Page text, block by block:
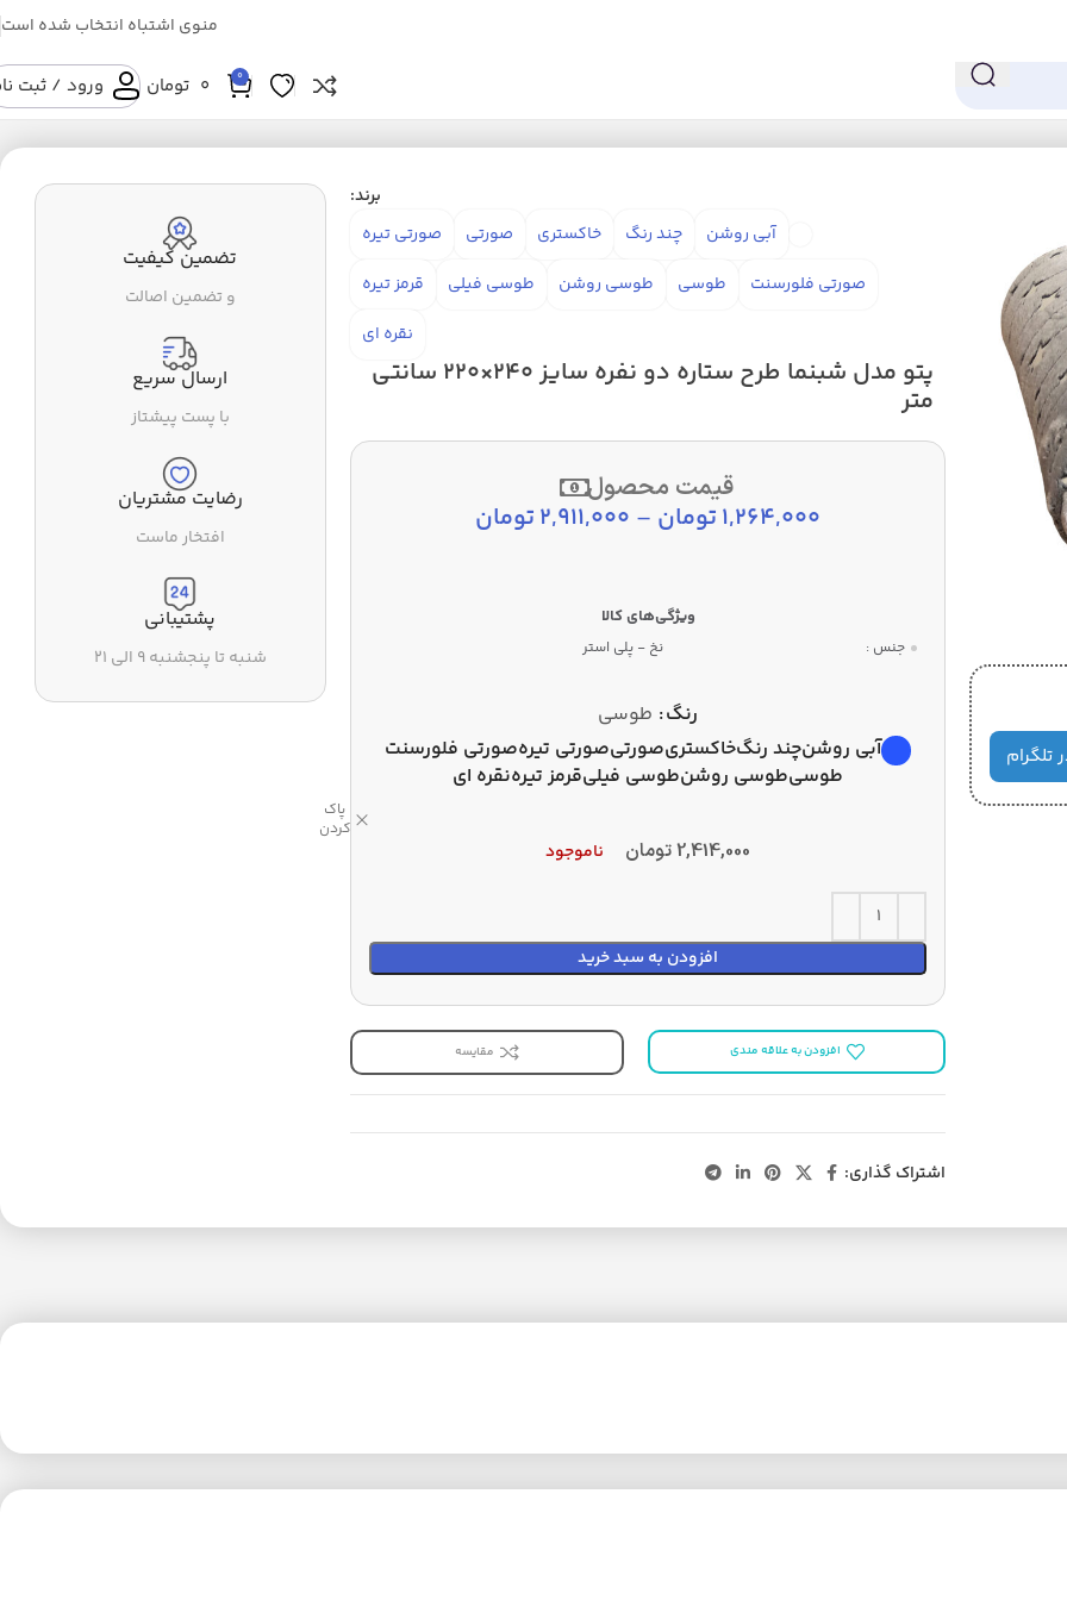
منوی اشتباه انتخاب شده است
0
0 تومان ورود / ثبت
تلگرام
برند:
آبی روشن
چند رنگ خاکستری صورتی
صورتی تیره
صورتی فلورسنت
طوسی طوسی روشن طوسی فیلی
قرمز تیره
نقره ای
پتو مدل شبنما طرح ستاره دو نفره سایز 240×220 سانتی
متر
قیمت محصول
1,264,000تومان –
2,911,000تومان
جنس : نخ - پلی استر
رنگ طوسی
آبی روشنچند رنگخاکستریصورتیصورتی تیرهصورتی فلورسنت
طوسیطوسی روشنطوسی فیلیقرمز تیرهنقره ای
پاک
کردن
2,414,000تومان ناموجود
افزودن به سبد خرید
افزودن به علاقه مندی مقایسه
اشتراک گذاری:
تضمین کیفیت
و تضمین اصالت
ارسال سریع
با پست پیشتاز
رضایت مشتریان
افتخار ماست
پشتیبانی
شنبه تا پنجشنبه ۹ الی ۲۱